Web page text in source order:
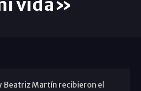
vida»
Beatriz Martín recibieron el